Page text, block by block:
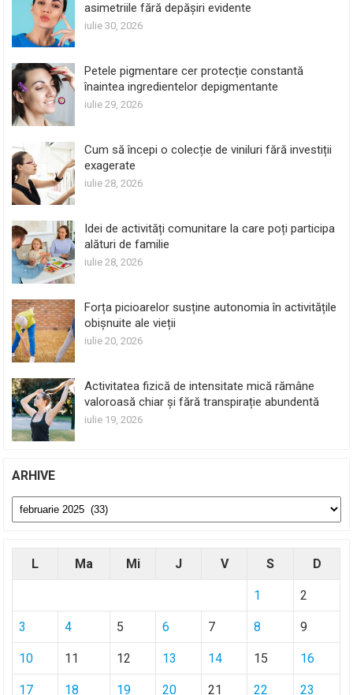
asimetriile fără depășiri evidente
iulie 30, 2026
Petele pigmentare cer protecție constantă
înaintea ingredientelor depigmentante
iulie 29, 2026
Cum să începi o colecție de viniluri fără investiții
exagerate
iulie 28, 2026
Idei de activități comunitare la care poți participa
alături de familie
iulie 28, 2026
Forța picioarelor susține autonomia în activitățile
obișnuite ale vieții
iulie 20, 2026
Activitatea fizică de intensitate mică rămâne
valoroasă chiar și fără transpirație abundentă
iulie 19, 2026
ARHIVE
Arhive
L Ma Mi J V S D
1 2
3 4 5 6 7 8 9
10 11 12 13 14 15 16
17 18 19 20 21 22 23